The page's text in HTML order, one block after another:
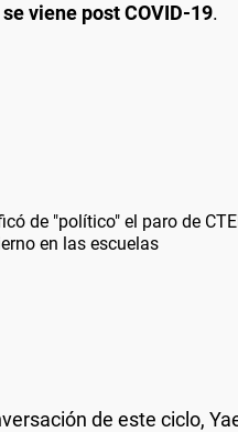
viene post COVID-19.
de "político" el paro de
en las escuelas
de este ciclo,